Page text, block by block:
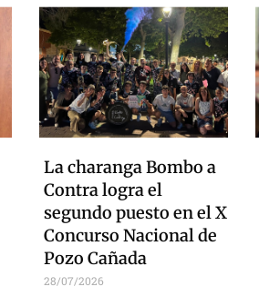
La charanga Bombo a
Contra logra el
segundo puesto en el X
Concurso Nacional de
Pozo Cañada
28/07/2026